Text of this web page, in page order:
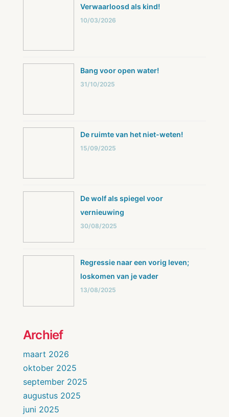
Verwaarloosd als kind!
10/03/2026
Bang voor open water!
31/10/2025
De ruimte van het niet-weten!
15/09/2025
De wolf als spiegel voor
vernieuwing
30/08/2025
Regressie naar een vorig leven;
loskomen van je vader
13/08/2025
Archief
maart 2026
oktober 2025
september 2025
augustus 2025
juni 2025